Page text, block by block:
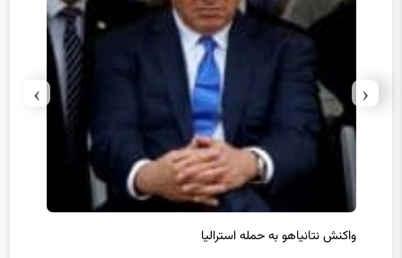
واکنش نتانیاهو به حمله استرالیا
‹
›